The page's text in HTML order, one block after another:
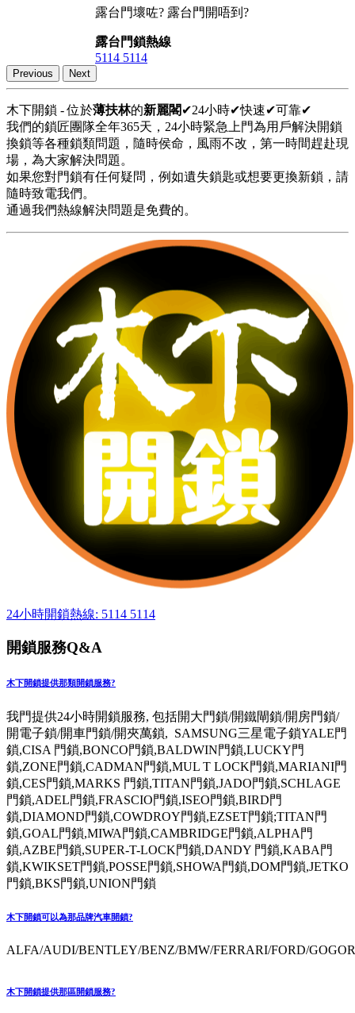
露台門壞咗? 露台門開唔到?
露台門鎖熱線
5114 5114
Previous Next
木下開鎖 - 位於薄扶林的新麗閣 ✔24小時✔快速✔可靠✔
我們的鎖匠團隊全年365天，24小時緊急上門為用戶解決開鎖
換鎖等各種鎖類問題，隨時侯命，風雨不改，第一時間趕赴現
場，為大家解決問題。
如果您對門鎖有任何疑問，例如遺失鎖匙或想要更換新鎖，請
隨時致電我們。
通過我們熱線解決問題是免費的。
24小時開鎖熱線: 5114 5114
開鎖服務Q&A
木下開鎖提供那類開鎖服務?
我門提供24小時開鎖服務, 包括開大門鎖/開鐵閘鎖/開房門鎖/
開電子鎖/開車門鎖/開夾萬鎖, SAMSUNG三星電子鎖YALE門
鎖,CISA 門鎖,BONCO門鎖,BALDWIN門鎖,LUCKY門
鎖,ZONE門鎖,CADMAN門鎖,MUL T LOCK門鎖,MARIANI門
鎖,CES門鎖,MARKS 門鎖,TITAN門鎖,JADO門鎖,SCHLAGE
門鎖,ADEL門鎖,FRASCIO門鎖,ISEO門鎖,BIRD門
鎖,DIAMOND門鎖,COWDROY門鎖,EZSET門鎖;TITAN門
鎖,GOAL門鎖,MIWA門鎖,CAMBRIDGE門鎖,ALPHA門
鎖,AZBE門鎖,SUPER-T-LOCK門鎖,DANDY 門鎖,KABA門
鎖,KWIKSET門鎖,POSSE門鎖,SHOWA門鎖,DOM門鎖,JETKO
門鎖,BKS門鎖,UNION門鎖
木下開鎖可以為那品牌汽車開鎖?
ALFA/AUDI/BENTLEY/BENZ/BMW/FERRARI/FORD/
木下開鎖提供那區開鎖服務?